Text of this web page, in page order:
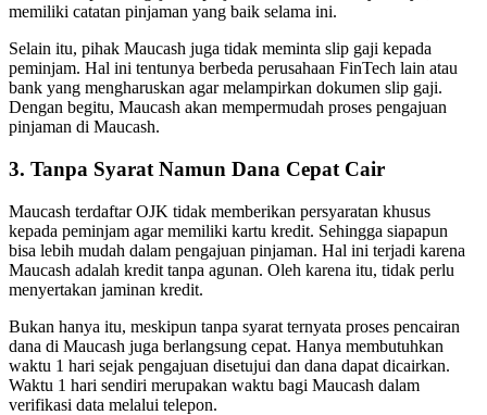
memiliki catatan pinjaman yang baik selama ini.
Selain itu, pihak Maucash juga tidak meminta slip gaji kepada
peminjam. Hal ini tentunya berbeda perusahaan FinTech lain atau
bank yang mengharuskan agar melampirkan dokumen slip gaji.
Dengan begitu, Maucash akan mempermudah proses pengajuan
pinjaman di Maucash.
3. Tanpa Syarat Namun Dana Cepat Cair
Maucash terdaftar OJK tidak memberikan persyaratan khusus
kepada peminjam agar memiliki kartu kredit. Sehingga siapapun
bisa lebih mudah dalam pengajuan pinjaman. Hal ini terjadi karena
Maucash adalah kredit tanpa agunan. Oleh karena itu, tidak perlu
menyertakan jaminan kredit.
Bukan hanya itu, meskipun tanpa syarat ternyata proses pencairan
dana di Maucash juga berlangsung cepat. Hanya membutuhkan
waktu 1 hari sejak pengajuan disetujui dan dana dapat dicairkan.
Waktu 1 hari sendiri merupakan waktu bagi Maucash dalam
verifikasi data melalui telepon.